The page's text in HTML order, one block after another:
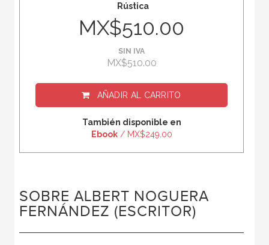
Rústica
MX$510.00
SIN IVA
MX$510.00
AÑADIR AL CARRITO
También disponible en
Ebook/ MX$249.00
SOBRE ALBERT NOGUERA
FERNÁNDEZ (ESCRITOR)